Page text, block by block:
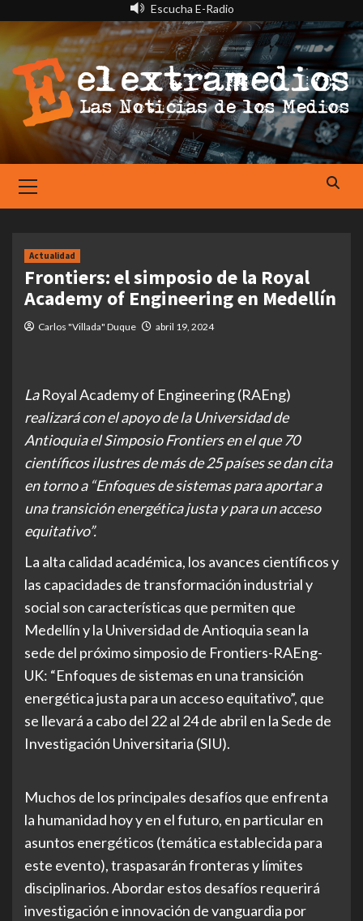
contenido
Escucha E-Radio
Menu
Actualidad
Frontiers: el simposio de la Royal
Academy of Engineering en Medellín
Carlos "Villada" Duque abril 19, 2024
LaRoyal Academy of Engineering (RAEng)
realizará con el apoyo de la Universidad de
Antioquia el Simposio Frontiers en el que 70
científicos ilustres de más de 25 países se dan cita
en torno a “Enfoques de sistemas para aportar a
una transición energética justa y para un acceso
equitativo”.
La alta calidad académica, los avances científicos y
las capacidades de transformación industrial y
social son características que permiten que
Medellín y la Universidad de Antioquia sean la
sede del próximo simposio de Frontiers-RAEng-
UK: “Enfoques de sistemas en una transición
energética justa para un acceso equitativo”, que
se llevará a cabo del 22 al 24 de abril en la Sede de
Investigación Universitaria (SIU).
Muchos de los principales desafíos que enfrenta
la humanidad hoy y en el futuro, en particular en
asuntos energéticos (temática establecida para
este evento), traspasarán fronteras y límites
disciplinarios. Abordar estos desafíos requerirá
investigación e innovación de vanguardia por